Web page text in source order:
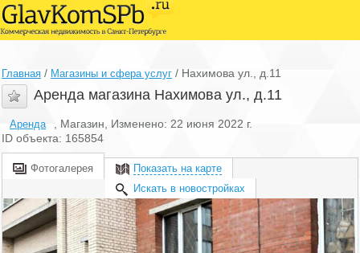
Главная / Магазины и сфера услуг / Нахимова ул., д.11
Аренда магазина Нахимова ул., д.11
Аренда
, Магазин, Изменено: 22 июня 2022 г.
ID объекта: 165854
Фотогалерея
Показать на карте
Искать в новостройках